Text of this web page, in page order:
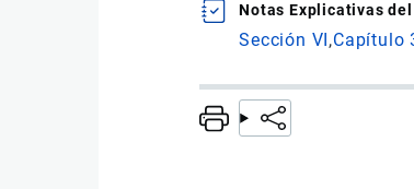
Notas Explicativas
Sección VI Capítulo